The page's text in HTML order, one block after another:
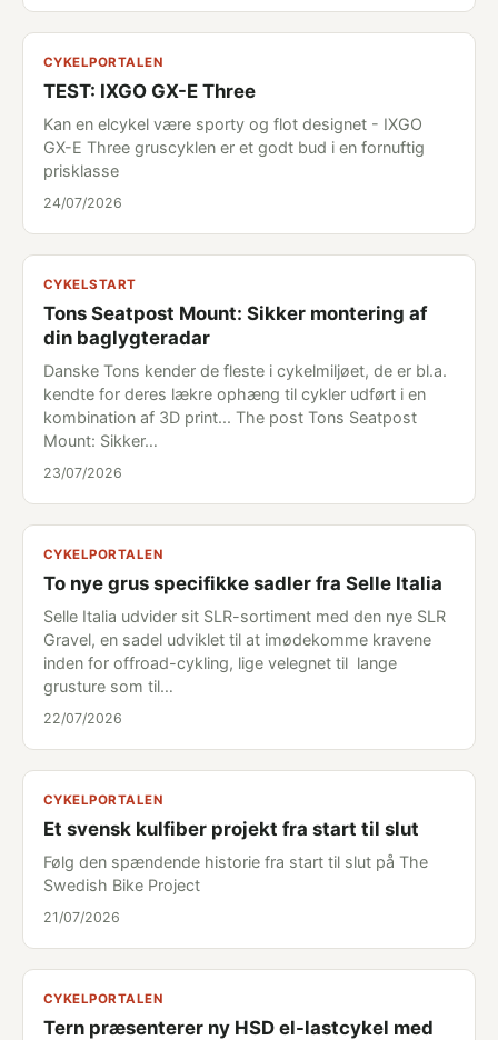
CYKELPORTALEN
TEST: IXGO GX-E Three
Kan en elcykel være sporty og flot designet - IXGO
GX-E Three gruscyklen er et godt bud i en fornuftig
prisklasse
24/07/2026
CYKELSTART
Tons Seatpost Mount: Sikker montering af
din baglygteradar
Danske Tons kender de fleste i cykelmiljøet, de er bl.a.
kendte for deres lækre ophæng til cykler udført i en
kombination af 3D print... The post Tons Seatpost
Mount: Sikker…
23/07/2026
CYKELPORTALEN
To nye grus specifikke sadler fra Selle Italia
Selle Italia udvider sit SLR-sortiment med den nye SLR
Gravel, en sadel udviklet til at imødekomme kravene
inden for offroad-cykling, lige velegnet til lange
grusture som til…
22/07/2026
CYKELPORTALEN
Et svensk kulfiber projekt fra start til slut
Følg den spændende historie fra start til slut på The
Swedish Bike Project
21/07/2026
CYKELPORTALEN
Tern præsenterer ny HSD el-lastcykel med